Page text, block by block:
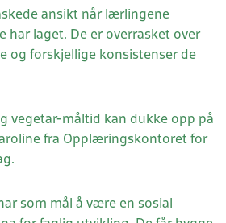
ansikt når lærlingene
har laget. De er overrasket over
og forskjellige konsistenser de
vegetar-måltid kan dukke opp på
fra Opplæringskontoret for
som mål å være en sosial